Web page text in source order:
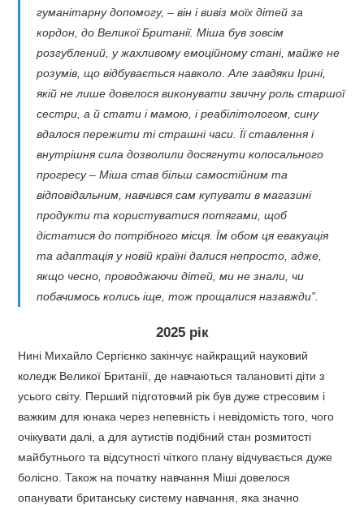
гуманітарну допомогу, – він і вивіз моїх дітей за
кордон, до Великої Британії. Міша був зовсім
розгублений, у жахливому емоційному стані, майже не
розумів, що відбувається навколо. Але завдяки Ірині,
якій не лише довелося виконувати звичну роль старшої
сестри, а й стати і мамою, і реабілітологом, сину
вдалося пережити ті страшні часи. Її ставлення і
внутрішня сила дозволили досягнути колосального
прогресу – Міша став більш самостійним та
відповідальним, навчився сам купувати в магазині
продукти та користуватися потягами, щоб
дістатися до потрібного місця. Їм обом ця евакуація
та адаптація у новій країні далися непросто, адже,
якщо чесно, проводжаючи дітей, ми не знали, чи
побачимось колись іще, тож прощалися назавжди”.
2025 рік
Нині Михайло Сергієнко закінчує найкращий науковий
коледж Великої Британії, де навчаються талановиті діти з
усього світу. Перший підготовчий рік був дуже стресовим і
важким для юнака через непевність і невідомість того, чого
очікувати далі, а для аутистів подібний стан розмитості
майбутнього та відсутності чіткого плану відчувається дуже
болісно. Також на початку навчання Міші довелося
опанувати британську систему навчання, яка значно